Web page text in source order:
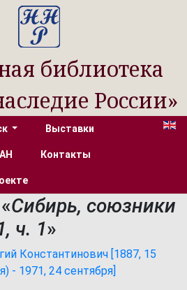
библиотека
России»
Выставки
Контакты
Сибирь, союзники
ч. 1»
Константинович [1887, 15
- 1971, 24 сентября]